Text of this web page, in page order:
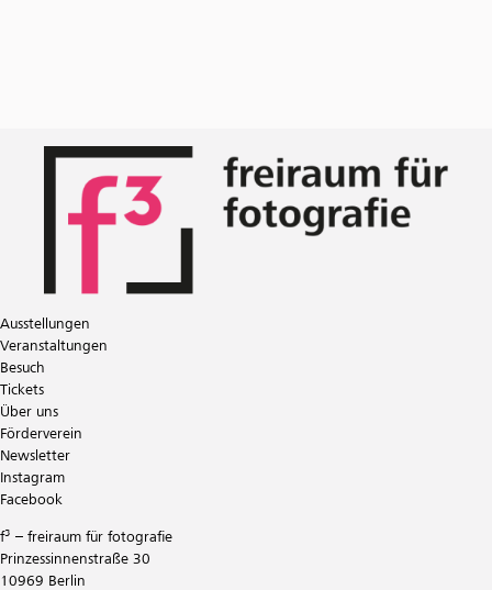
Ausstellungen
Veranstaltungen
Besuch
Tickets
Über uns
Förderverein
Newsletter
Instagram
Facebook
f³ – freiraum für fotografie
Prinzessinnenstraße 30
10969 Berlin